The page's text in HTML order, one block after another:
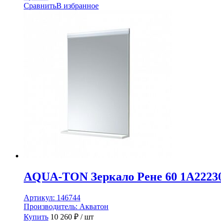
СравнитьВ избранное
AQUA-TON Зеркало Рене 60
Артикул: 146744
Производитель: Акватон
Купить 10 260 ₽ / шт